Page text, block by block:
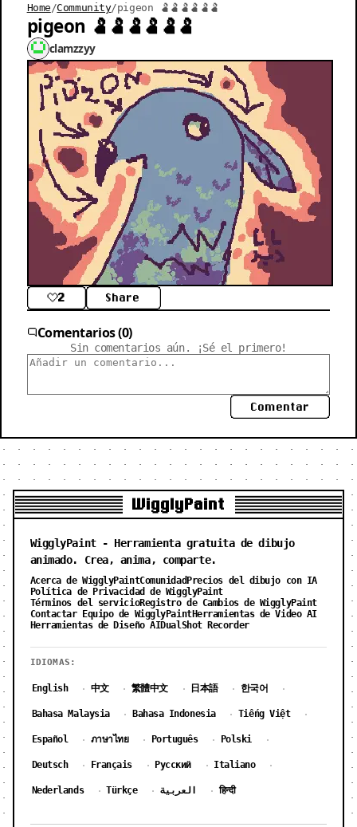
Home /Community/pigeon 🫃🫃🫃🫃🫃🫃
pigeon 🫃🫃🫃🫃🫃🫃
clamzzyy
2 Share
Comentarios (0)
Sin comentarios aún. ¡Sé el primero!
Comentar
WigglyPaint
WigglyPaint - Herramienta gratuita de dibujo
animado. Crea, anima, comparte.
Acerca de WigglyPaintComunidad Precios del dibujo con IA
Política de Privacidad de WigglyPaint
Términos del servicioRegistro de Cambios de WigglyPaint
Contactar Equipo de WigglyPaintHerramientas de Video AI
Herramientas de Diseño AIDualShot Recorder
IDIOMAS:
English · 中文 · 繁體中文 · 日本語 · 한국어 ·
Bahasa Malaysia · Bahasa Indonesia · Tiếng Việt ·
Español · ภาษาไทย · Português · Polski ·
Deutsch · Français · Русский · Italiano ·
Nederlands · Türkçe · العربية · हिन्दी